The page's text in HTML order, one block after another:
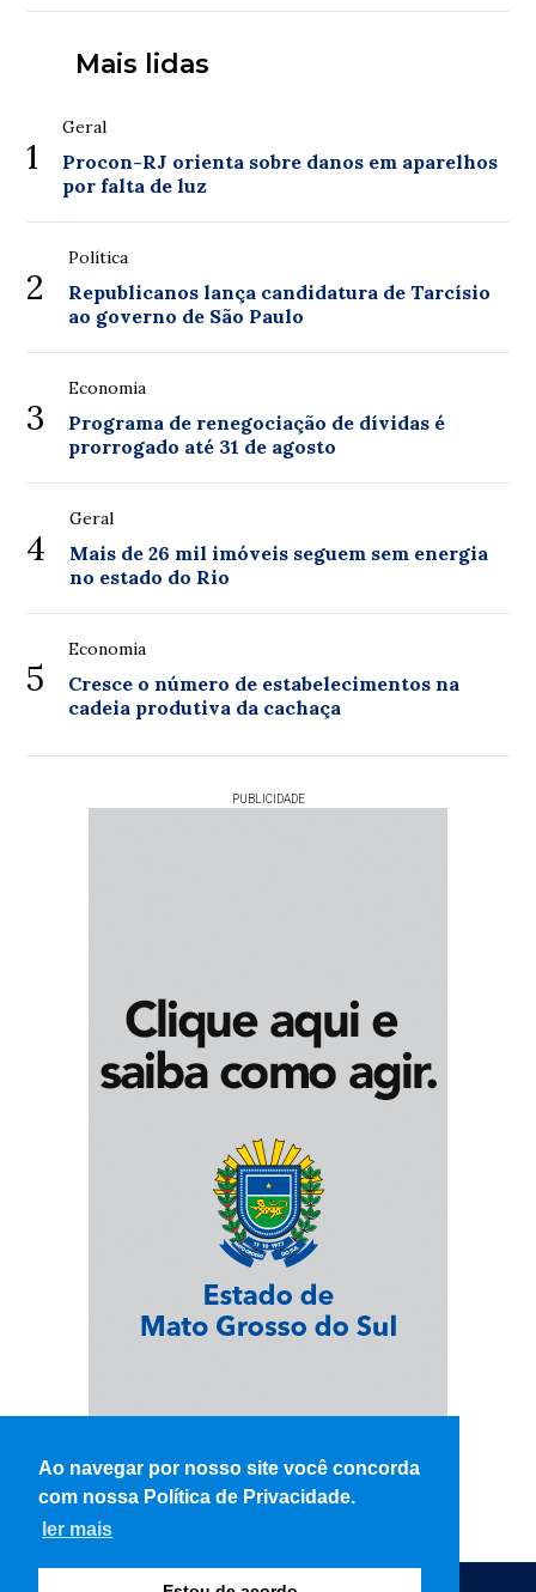
Ao navegar por nosso site você concorda
com nossa Política de Privacidade.
ler mais
Mais lidas
1
Geral
Procon-RJ orienta sobre danos em aparelhos
por falta de luz
2
Política
Republicanos lança candidatura de Tarcísio
ao governo de São Paulo
3
Economia
Programa de renegociação de dívidas é
prorrogado até 31 de agosto
4
Geral
Mais de 26 mil imóveis seguem sem energia
no estado do Rio
5
Economia
Cresce o número de estabelecimentos na
cadeia produtiva da cachaça
PUBLICIDADE